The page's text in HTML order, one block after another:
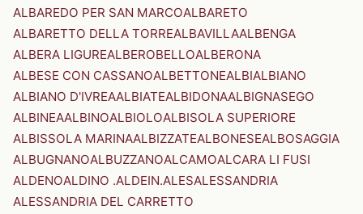
ALBAREDO PER SAN MARCOALBARETO
ALBARETTO DELLA TORREALBAVILLAALBENGA
ALBERA LIGUREALBEROBELLOALBERONA
ALBESE CON CASSANOALBETTONEALBIALBIANO
ALBIANO D'IVREAALBIATEALBIDONAALBIGNASEGO
ALBINEAALBINOALBIOLOALBISOLA SUPERIORE
ALBISSOLA MARINAALBIZZATEALBONESEALBOSAGGIA
ALBUGNANOALBUZZANOALCAMOALCARA LI FUSI
ALDENOALDINO .ALDEIN.ALESALESSANDRIA
ALESSANDRIA DEL CARRETTO